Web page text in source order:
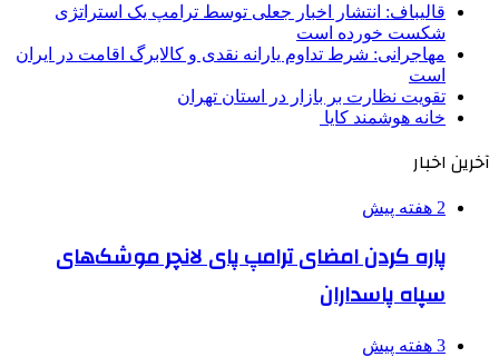
قالیباف: انتشار اخبار جعلی توسط ترامپ یک استراتژی
شکست خورده است
مهاجرانی: شرط تداوم یارانه نقدی و کالابرگ اقامت در ایران
است
تقویت نظارت بر بازار در استان تهران
خانه هوشمند کایا
آخرین اخبار
2 هفته پیش
پاره کردن امضای ترامپ پای لانچر موشک‌های
سپاه پاسداران
3 هفته پیش